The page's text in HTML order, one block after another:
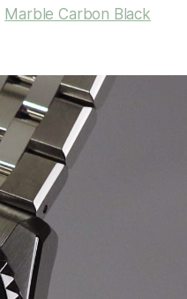
Marble Carbon Black